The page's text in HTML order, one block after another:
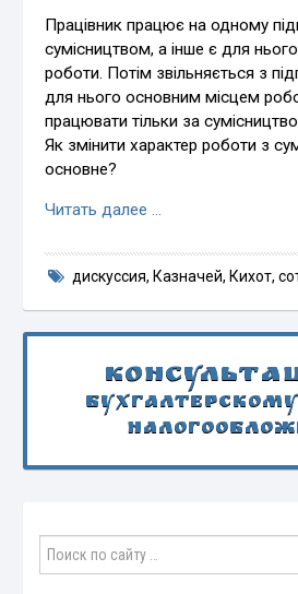
Працівник працює на одному
сумісництвом, а інше є для
роботи. Потім звільняється з
для нього основним місцем
працювати тільки за
Як змінити характер роботи з
основне?
Читать далее …
дискуссия, Казначей, Кихот,